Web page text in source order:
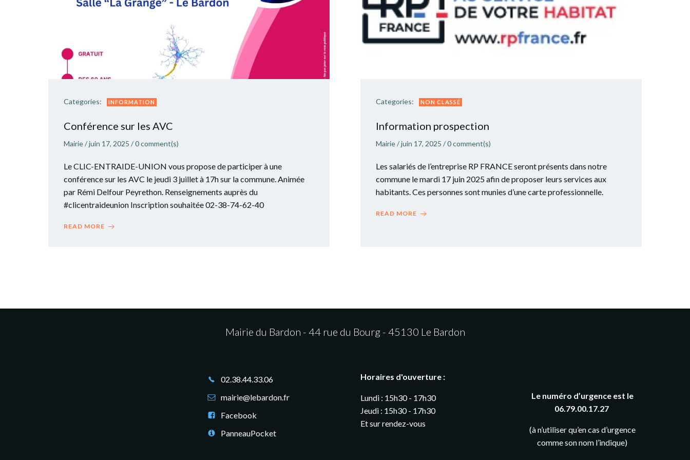
Categories: INFORMATION
Conférence sur les AVC
Mairie/juin 17, 2025 /0comment(s)
Le CLIC-ENTRAIDE-UNION vous propose de participer à une
conférence sur les AVC le jeudi 3 juillet à 17h sur la commune. Animée
par Rémi Delfour Peyrethon. Renseignements auprès du
#clicentraideunion Inscription souhaitée 02-38-74-62-40
READ MORE
Categories: NON CLASSÉ
Information prospection
Mairie/juin 17, 2025 /0comment(s)
Les salariés de l’entreprise RP FRANCE seront présents dans notre
commune le mardi 17 juin 2025 afin de proposer leurs services aux
habitants. Ces personnes sont munies d’une carte professionnelle.
READ MORE
Mairie du Bardon - 44 rue du Bourg - 45130 Le Bardon
02.38.44.33.06
mairie@lebardon.fr
Facebook
PanneauPocket
Horaires d'ouverture :
Lundi : 15h30 - 17h30
Jeudi : 15h30 - 17h30
Et sur rendez-vous
Le numéro d’urgence est le
06.79.00.17.27
(à n’utiliser qu’en cas d’urgence
comme son nom l’indique)